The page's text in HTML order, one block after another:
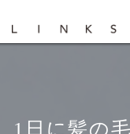
1日に髪の